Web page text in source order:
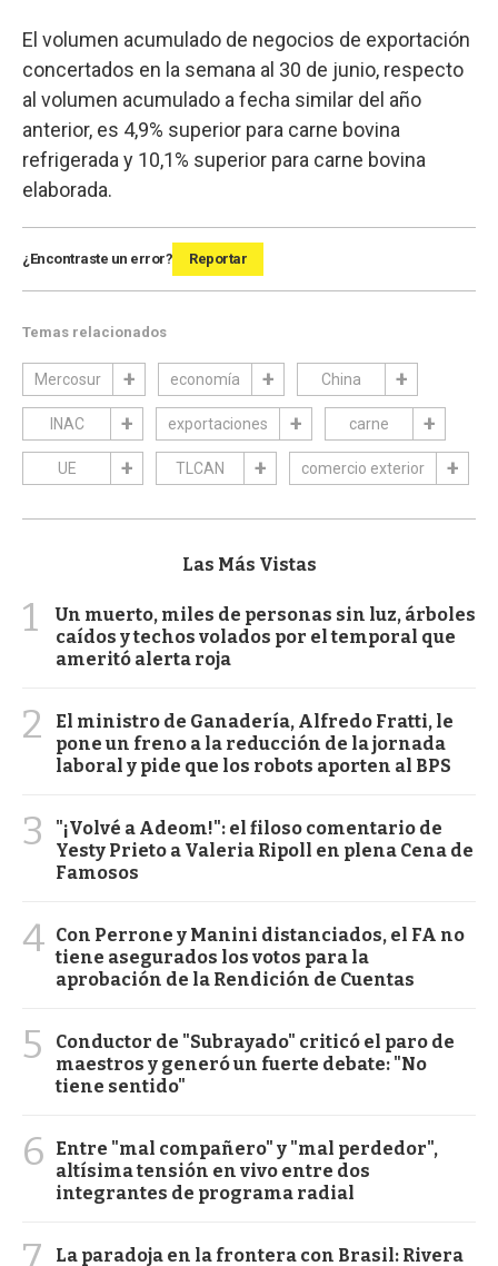
El volumen acumulado de negocios de exportación
concertados en la semana al 30 de junio, respecto
al volumen acumulado a fecha similar del año
anterior, es 4,9% superior para carne bovina
refrigerada y 10,1% superior para carne bovina
elaborada.
¿Encontraste un error? Reportar
Temas relacionados
Mercosur economía China
INAC exportaciones carne
UE TLCAN comercio exterior
Las Más Vistas
1
Un muerto, miles de personas sin luz, árboles
caídos y techos volados por el temporal que
ameritó alerta roja
2
El ministro de Ganadería, Alfredo Fratti, le
pone un freno a la reducción de la jornada
laboral y pide que los robots aporten al BPS
3
"¡Volvé a Adeom!": el filoso comentario de
Yesty Prieto a Valeria Ripoll en plena Cena de
Famosos
4 Con Perrone y Manini distanciados, el FA no
tiene asegurados los votos para la
aprobación de la Rendición de Cuentas
5
Conductor de "Subrayado" criticó el paro de
maestros y generó un fuerte debate: "No
tiene sentido"
6
Entre "mal compañero" y "mal perdedor",
altísima tensión en vivo entre dos
integrantes de programa radial
La paradoja en la frontera con Brasil: Rivera